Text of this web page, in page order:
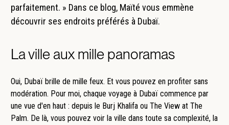
parfaitement. » Dans ce blog, Maïté vous emmène
découvrir ses endroits préférés à Dubaï.
La ville aux mille panoramas
Oui, Dubaï brille de mille feux. Et vous pouvez en profiter sans
modération. Pour moi, chaque voyage à Dubaï commence par
une vue d'en haut : depuis le Burj Khalifa ou The View at The
Palm. De là, vous pouvez voir la ville dans toute sa complexité, la